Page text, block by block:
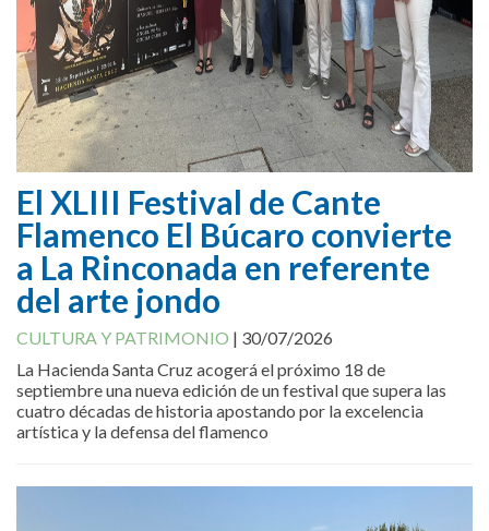
El XLIII Festival de Cante
Flamenco El Búcaro convierte
a La Rinconada en referente
del arte jondo
CULTURA Y PATRIMONIO | 30/07/2026
La Hacienda Santa Cruz acogerá el próximo 18 de
septiembre una nueva edición de un festival que supera las
cuatro décadas de historia apostando por la excelencia
artística y la defensa del flamenco